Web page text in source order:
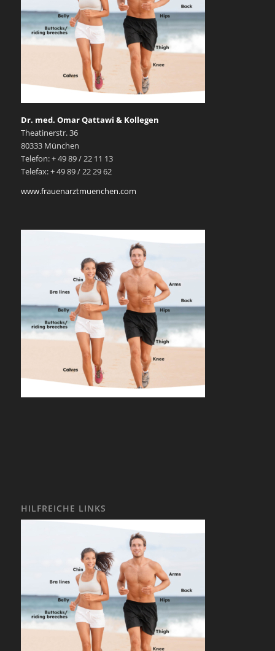
Dr. med. Omar Qattawi & Kollegen
Theatinerstr. 36
80333 München
Telefon: + 49 89 / 22 11 13
Telefax: + 49 89 / 22 29 62
www.frauenarztmuenchen.com
HILFREICHE LINKS